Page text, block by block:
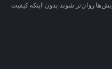
روان‌تر شوند بدون اینکه کیفیت